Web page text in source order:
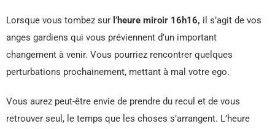
Lorsque vous tombez sur l’heure miroir 16h16, il s’agit de vos
anges gardiens qui vous préviennent d’un important
changement à venir. Vous pourriez rencontrer quelques
perturbations prochainement, mettant à mal votre ego.
Vous aurez peut-être envie de prendre du recul et de vous
retrouver seul, le temps que les choses s’arrangent. L’heure